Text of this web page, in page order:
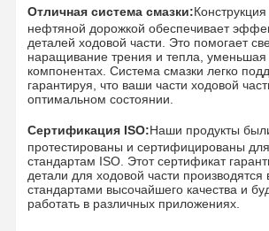
Главная
Продукция
Отличная система смазки:
нефтяной дорожкой обеспечивает
деталей ходовой части. Это помогает
наращивание трения и тепла, уменьшая
компонентах. Система смазки легко
гарантируя, что ваши части ходовой
оптимальном состоянии.
Сертификация ISO:Наши продукты
протестированы и сертифицированы для
стандартам ISO. Этот сертификат
детали для ходовой части производятся
стандартами высочайшего качества и
работать в различных приложениях.